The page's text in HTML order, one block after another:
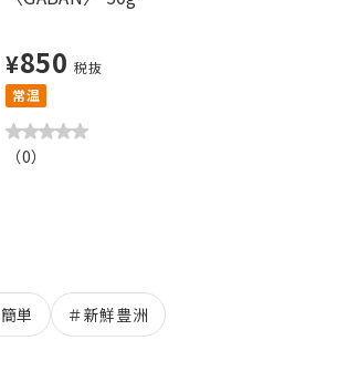
¥850 税抜
常温
（0）
簡単 ＃新鮮豊洲